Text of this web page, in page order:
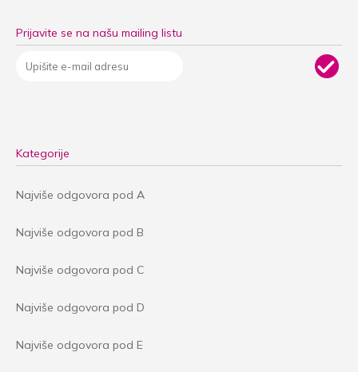
Prijavite se na našu mailing listu
Kategorije
Najviše odgovora pod A
Najviše odgovora pod B
Najviše odgovora pod C
Najviše odgovora pod D
Najviše odgovora pod E